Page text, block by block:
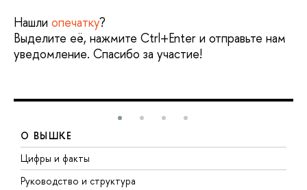
Нашли опечатку?
ыделите её, нажмите Ctrl+Enter и отправьте нам
уведомление. Спасибо за участие!
О ВЫШКЕ
Цифры и факты
Руководство и структура